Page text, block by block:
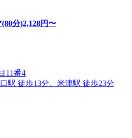
(80分)2,128円〜
11番4
駅 徒歩13分、米津駅 徒歩23分